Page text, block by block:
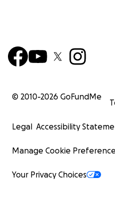
© 2010-2026 GoFundMe
Legal Accessibility
Manage Cookie
Your Privacy Choices